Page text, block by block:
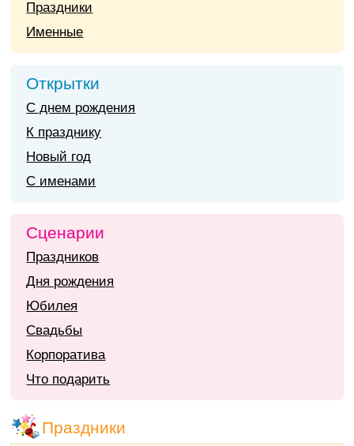
Праздники
Именные
Открытки
С днем рождения
К празднику
Новый год
С именами
Сценарии
Праздников
Дня рождения
Юбилея
Свадьбы
Корпоратива
Что подарить
Праздники